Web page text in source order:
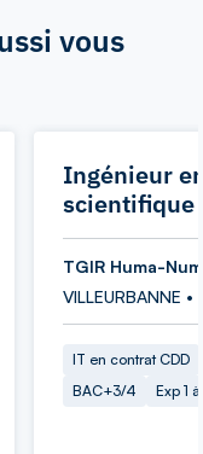
vous
Ingénieur
scientifique
TGIR Huma-Num
VILLEURBANNE •
IT en contrat CDD
BAC+3/4
Exp 1